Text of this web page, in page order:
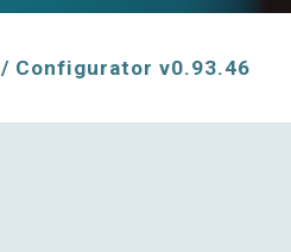
/ Configurator v0.93.46